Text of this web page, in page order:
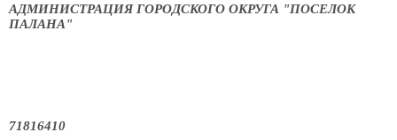
АДМИНИСТРАЦИЯ ГОРОДСКОГО ОКРУГА "ПОСЕЛОК
ПАЛАНА"
71816410